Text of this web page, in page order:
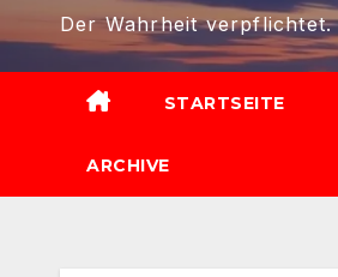
Der Wahrheit verpflichtet.
STARTSEITE
ARCHIVE